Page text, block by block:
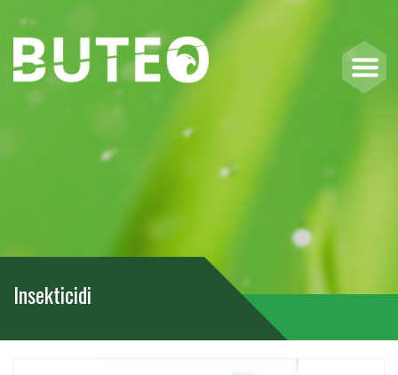
Insekticidi